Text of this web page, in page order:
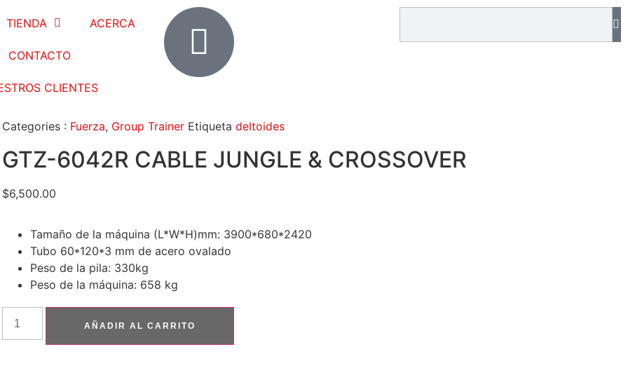
TIENDA ACERCA
CONTACTO
CLIENTES
Categories : Fuerza, Group Trainer Etiqueta deltoides
GTZ-6042R CABLE JUNGLE & CROSSOVER
$6,500.00
Tamaño de la máquina (L*W*H)mm: 3900*680*2420
Tubo 60*120*3 mm de acero ovalado
Peso de la pila: 330kg
Peso de la máquina: 658 kg
AÑADIR AL CARRITO